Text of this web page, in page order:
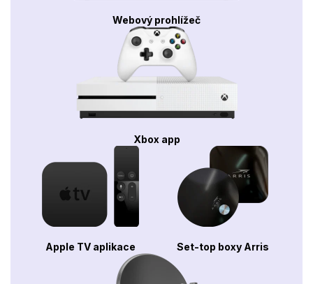
Webový prohlížeč
Xbox app
Apple TV aplikace Set-top boxy Arris